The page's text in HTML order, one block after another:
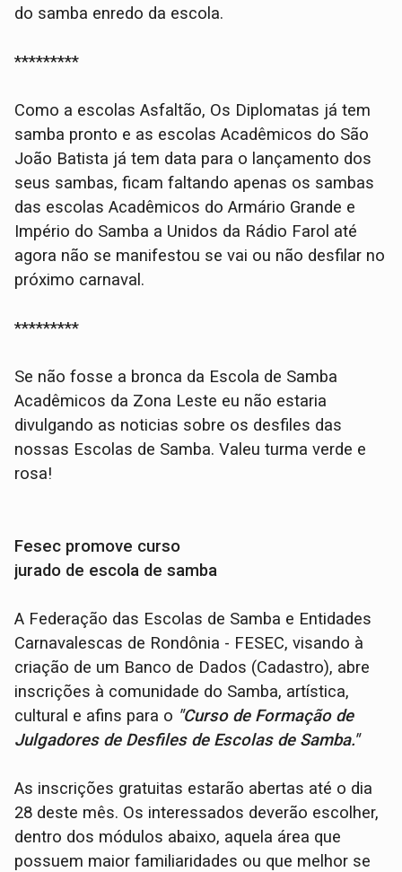
do samba enredo da escola.
*********
Como a escolas Asfaltão, Os Diplomatas já tem
samba pronto e as escolas Acadêmicos do São
João Batista já tem data para o lançamento dos
seus sambas, ficam faltando apenas os sambas
das escolas Acadêmicos do Armário Grande e
Império do Samba a Unidos da Rádio Farol até
agora não se manifestou se vai ou não desfilar no
próximo carnaval.
*********
Se não fosse a bronca da Escola de Samba
Acadêmicos da Zona Leste eu não estaria
divulgando as noticias sobre os desfiles das
nossas Escolas de Samba. Valeu turma verde e
rosa!
Fesec promove curso
jurado de escola de samba
A Federação das Escolas de Samba e Entidades
Carnavalescas de Rondônia - FESEC, visando à
criação de um Banco de Dados (Cadastro), abre
inscrições à comunidade do Samba, artística,
cultural e afins para o "Curso de Formação de
Julgadores de Desfiles de Escolas de Samba."
As inscrições gratuitas estarão abertas até o dia
28 deste mês. Os interessados deverão escolher,
dentro dos módulos abaixo, aquela área que
possuem maior familiaridades ou que melhor se